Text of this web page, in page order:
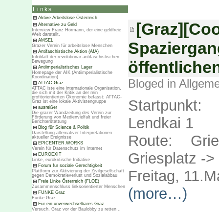
Links
Aktive Arbeitslose Österreich
Alternative zu Geld
Interview Franz Hörmann, der eine geldfreie
Welt darstellt.
AMSEL
Grazer Verein für arbeitslose Menschen
Antifaschistische Aktion (AfA)
Infoblatt der revolutionär antifaschistischen
Bewegung
Antiimperialistisches Lager
Homepage der AIK (Antiimperialistische
Koordination)
ATTAC-Graz
ATTAC iste eine internationale Organisation,
die sich mit der Kritik an der rein
profitorientierten Ökonomie befasst; ATTAC-
Graz ist eine lokale Aktivistengruppe
ausreißer
Die grazer Wandzeitung des Verein zur
Förderung von Medienvielfalt und freier
Berichterstattung
Blog für Science & Politik
Darstellung alternativer Interpretationen
aktueller Ereignisse
EPICENTER.WORKS
Verein für Datenschutz im Internet
EUROEXIT
Linke, eurokritische Initiative
Forum für soziale Gerechtigkeit
Plattform zur Aktivierung der Zivilgesellschaft
gegen Demokratieverlust und Sozialabbau
Freie Linke Österreich (FLOE)
Zusammenschluss linksorientierter Menschen
FUNKE Graz
Funke Graz
Für ein unverwechselbares Graz
Versuch, Graz vor der Baulobby zu retten ..
Bloged in
Lendkai 1
Route:
Griesplatz -
Freitag,
(more…)